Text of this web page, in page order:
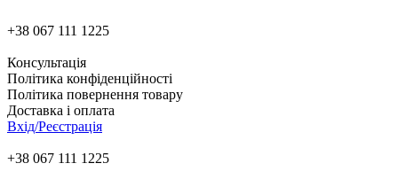
+38 067 111 1225
Консультація
Політика конфіденційності
Політика повернення товару
Доставка і оплата
Вхід/Реєстрація
+38 067 111 1225